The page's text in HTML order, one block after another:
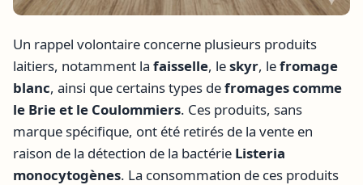
Un rappel volontaire concerne plusieurs produits
laitiers, notamment la faisselle, leskyr, lefromage
blanc, ainsi que certains types defromages comme
le Brie et le Coulommiers. Ces produits, sans
marque spécifique, ont été retirés de la vente en
raison de la détection de la bactérie Listeria
monocytogènes. La consommation de ces produits